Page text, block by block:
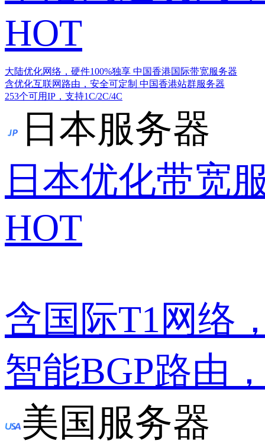
HOT
大陆优化网络，硬件100%独享 中国香港国际带宽服务器
含优化互联网路由，安全可定制 中国香港站群服务器
253个可用IP，支持1C/2C/4C
日本服务器
日本优化带宽
HOT
含国际T1网络
智能BGP路由
美国服务器